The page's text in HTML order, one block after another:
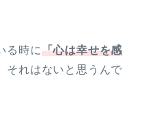
る時に「心は幸せを感
それはないと思うんで